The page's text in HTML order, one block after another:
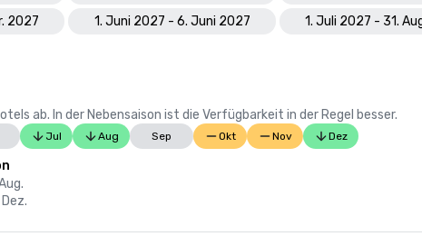
2027 1. Juni 2027 - 6. Juni 2027
1. Juli 2027 - 31.
ab. In der Nebensaison ist die Verfügbarkeit in der Regel besser.
Jul Aug Sep Okt Nov Dez